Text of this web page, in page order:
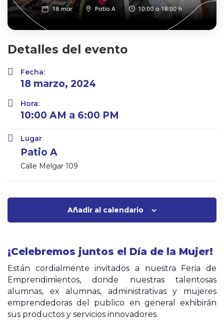
Detalles del evento
Fecha:
18 marzo, 2024
Hora:
10:00 AM a 6:00 PM
Lugar
Patio A
Calle Melgar 109
Añadir al calendario
¡Celebremos juntos el Día de la Mujer!
Están cordialmente invitados a nuestra Feria de
Emprendimientos, donde nuestras talentosas
alumnas, ex alumnas, administrativas y mujeres
emprendedoras del publico en general exhibirán
sus productos y servicios innovadores.